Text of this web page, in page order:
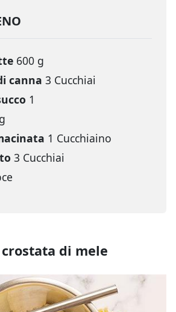
600 g
canna 3 Cucchiai
1
1 Cucchiaino
3 Cucchiai
di mele